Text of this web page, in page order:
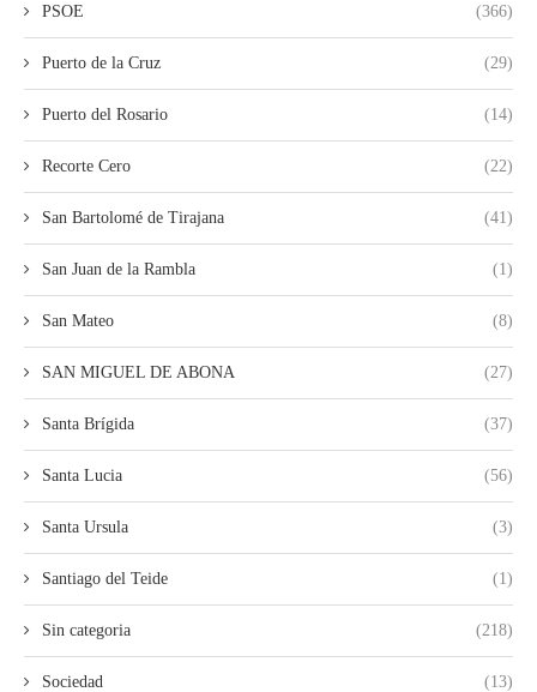
PSOE (366)
Puerto de la Cruz (29)
Puerto del Rosario (14)
Recorte Cero (22)
San Bartolomé de Tirajana (41)
San Juan de la Rambla (1)
San Mateo (8)
SAN MIGUEL DE ABONA (27)
Santa Brígida (37)
Santa Lucia (56)
Santa Ursula (3)
Santiago del Teide (1)
Sin categoria (218)
Sociedad (13)